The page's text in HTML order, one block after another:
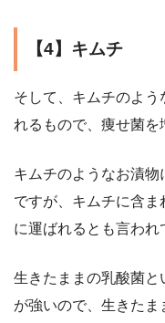
【4】キムチ
そして、キムチのよう
れるもので、痩せ菌を
キムチのようなお漬
ですが、キムチに含
に運ばれるとも言われ
生きたままの乳酸菌と
が強いので、生きた